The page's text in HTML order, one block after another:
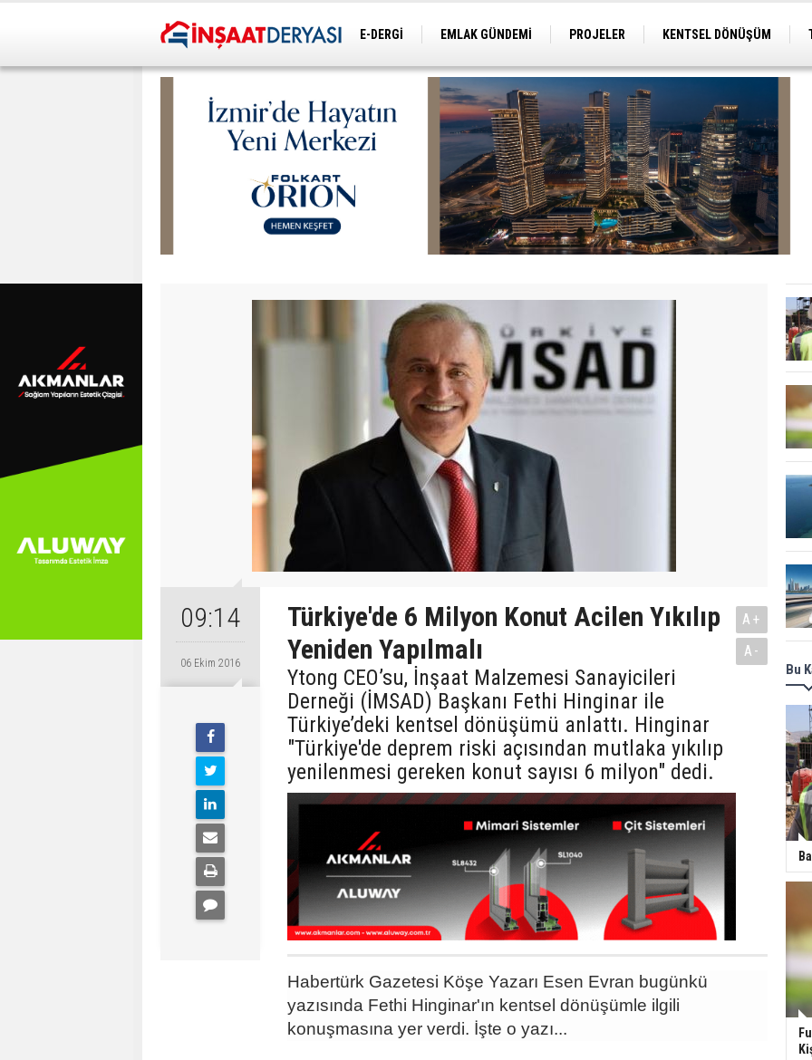
E-DERGİ EMLAK GÜNDEMİ PROJELER KENTSEL DÖNÜŞÜM
09:14
06 Ekim 2016
Türkiye'de 6 Milyon Konut Acilen Yıkılıp
Yeniden Yapılmalı
Ytong CEO’su, İnşaat Malzemesi Sanayicileri
Derneği (İMSAD) Başkanı Fethi Hinginar ile
Türkiye’deki kentsel dönüşümü anlattı. Hinginar
"Türkiye'de deprem riski açısından mutlaka yıkılıp
yenilenmesi gereken konut sayısı 6 milyon" dedi.
A+
A-
Habertürk Gazetesi Köşe Yazarı Esen Evran bugünkü
yazısında Fethi Hinginar'ın kentsel dönüşümle ilgili
konuşmasına yer verdi. İşte o yazı...
Bu